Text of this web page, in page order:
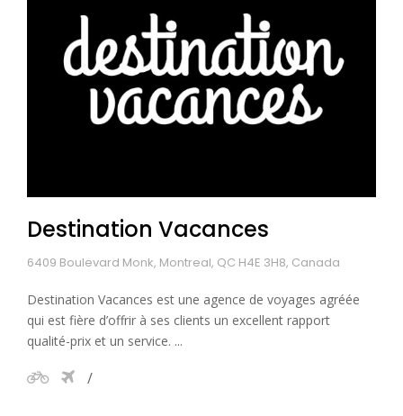
Destination Vacances
6409 Boulevard Monk, Montreal, QC H4E 3H8, Canada
Destination Vacances est une agence de voyages agréée
qui est fière d’offrir à ses clients un excellent rapport
qualité-prix et un service. ...